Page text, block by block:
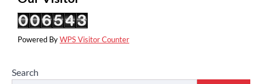
Powered ByWPS Visitor Counter
Search